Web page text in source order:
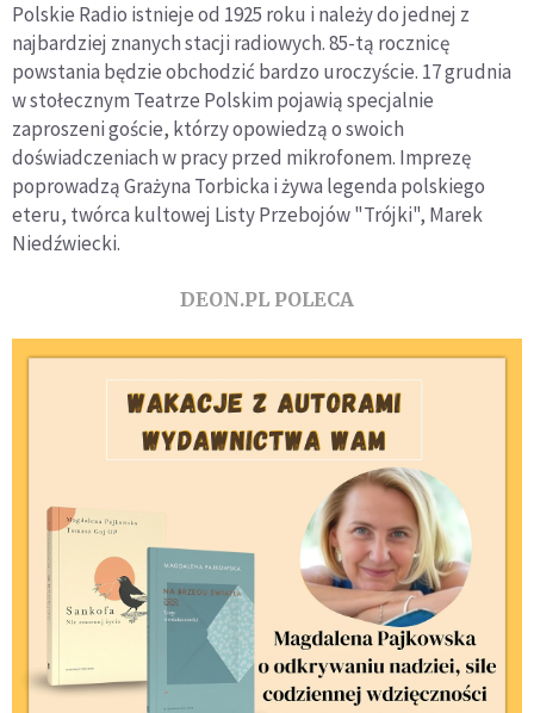
Polskie Radio istnieje od 1925 roku i należy do jednej z
najbardziej znanych stacji radiowych. 85-tą rocznicę
powstania będzie obchodzić bardzo uroczyście. 17 grudnia
w stołecznym Teatrze Polskim pojawią specjalnie
zaproszeni goście, którzy opowiedzą o swoich
doświadczeniach w pracy przed mikrofonem. Imprezę
poprowadzą Grażyna Torbicka i żywa legenda polskiego
eteru, twórca kultowej Listy Przebojów "Trójki", Marek
Niedźwiecki.
DEON.PL POLECA